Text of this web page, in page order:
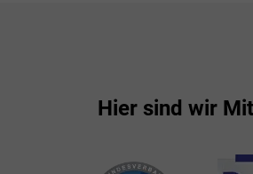
Hier sind wir